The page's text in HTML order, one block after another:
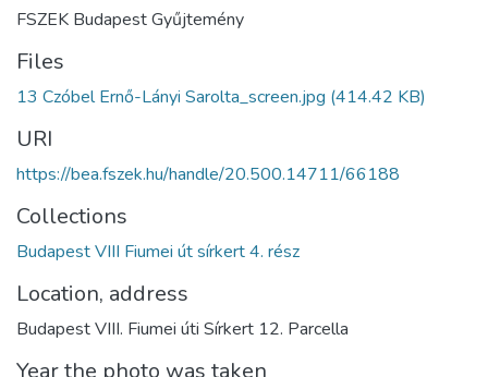
FSZEK Budapest Gyűjtemény
Files
13 Czóbel Ernő-Lányi Sarolta_screen.jpg (414.42 KB)
URI
https://bea.fszek.hu/handle/20.500.14711/66188
Collections
Budapest VIII Fiumei út sírkert 4. rész
Location, address
Budapest VIII. Fiumei úti Sírkert 12. Parcella
Year the photo was taken